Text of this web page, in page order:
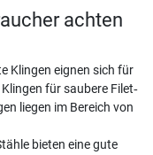
achten
Klingen eignen sich für
für saubere Filet‑
liegen im Bereich von
bieten eine gute